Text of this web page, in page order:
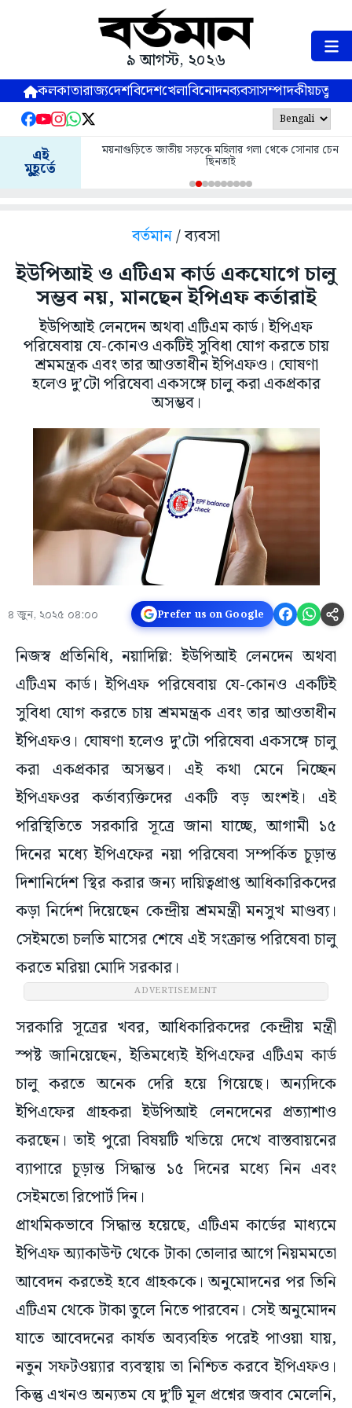
৯ আগস্ট, ২০২৬
কলকাতারাজ্যদেশবিদেশখেলাবিনোদনব্যবসাসম্পাদকীয়
এই
মুহূর্তে
ময়নাগুড়িতে জাতীয় সড়কে মহিলার গলা থেকে সোনার চেন
ছিনতাই
বর্তমান/ ব্যবসা
ইউপিআই ও এটিএম কার্ড একযোগে চালু
সম্ভব নয়, মানছেন ইপিএফ কর্তারাই
ইউপিআই লেনদেন অথবা এটিএম কার্ড। ইপিএফ
পরিষেবায় যে-কোনও একটিই সুবিধা যোগ করতে চায়
শ্রমমন্ত্রক এবং তার আওতাধীন ইপিএফও। ঘোষণা
হলেও দু’টো পরিষেবা একসঙ্গে চালু করা একপ্রকার
অসম্ভব।
৪ জুন, ২০২৫ ০৪:০০ Prefer us on Google
নিজস্ব প্রতিনিধি, নয়াদিল্লি: ইউপিআই লেনদেন অথবা
এটিএম কার্ড। ইপিএফ পরিষেবায় যে-কোনও একটিই
সুবিধা যোগ করতে চায় শ্রমমন্ত্রক এবং তার আওতাধীন
ইপিএফও। ঘোষণা হলেও দু’টো পরিষেবা একসঙ্গে চালু
করা একপ্রকার অসম্ভব। এই কথা মেনে নিচ্ছেন
ইপিএফওর কর্তাব্যক্তিদের একটি বড় অংশই। এই
পরিস্থিতিতে সরকারি সূত্রে জানা যাচ্ছে, আগামী ১৫
দিনের মধ্যে ইপিএফের নয়া পরিষেবা সম্পর্কিত চূড়ান্ত
দিশানির্দেশ স্থির করার জন্য দায়িত্বপ্রাপ্ত আধিকারিকদের
কড়া নির্দেশ দিয়েছেন কেন্দ্রীয় শ্রমমন্ত্রী মনসুখ মাণ্ডব্য।
সেইমতো চলতি মাসের শেষে এই সংক্রান্ত পরিষেবা চালু
করতে মরিয়া মোদি সরকার।
ADVERTISEMENT
সরকারি সূত্রের খবর, আধিকারিকদের কেন্দ্রীয় মন্ত্রী
স্পষ্ট জানিয়েছেন, ইতিমধ্যেই ইপিএফের এটিএম কার্ড
চালু করতে অনেক দেরি হয়ে গিয়েছে। অন্যদিকে
ইপিএফের গ্রাহকরা ইউপিআই লেনদেনের প্রত্যাশাও
করছেন। তাই পুরো বিষয়টি খতিয়ে দেখে বাস্তবায়নের
ব্যাপারে চূড়ান্ত সিদ্ধান্ত ১৫ দিনের মধ্যে নিন এবং
সেইমতো রিপোর্ট দিন।
প্রাথমিকভাবে সিদ্ধান্ত হয়েছে, এটিএম কার্ডের মাধ্যমে
ইপিএফ অ্যাকাউন্ট থেকে টাকা তোলার আগে নিয়মমতো
আবেদন করতেই হবে গ্রাহককে। অনুমোদনের পর তিনি
এটিএম থেকে টাকা তুলে নিতে পারবেন। সেই অনুমোদন
যাতে আবেদনের কার্যত অব্যবহিত পরেই পাওয়া যায়,
নতুন সফটওয়্যার ব্যবস্থায় তা নিশ্চিত করবে ইপিএফও।
কিন্তু এখনও অন্যতম যে দু’টি মূল প্রশ্নের জবাব মেলেনি,